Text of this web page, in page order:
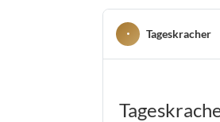
Tageskracher